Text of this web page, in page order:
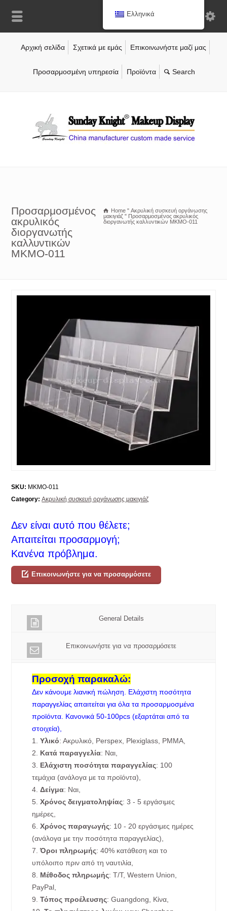
Αρχική σελίδα Σχετικά με εμάς Επικοινωνήστε μαζί μας
Προσαρμοσμένη υπηρεσία Προϊόντα
Προσαρμοσμένος
ακρυλικός
διοργανωτής
καλλυντικών
MKMO-011
Home " Ακρυλική συσκευή οργάνωσης
μακιγιάζ " Προσαρμοσμένος ακρυλικός
διοργανωτής καλλυντικών MKMO-011
SKU: MKMO-011
Category: Ακρυλική συσκευή οργάνωσης μακιγιάζ
Δεν είναι αυτό που θέλετε;
Απαιτείται προσαρμογή;
Κανένα πρόβλημα.
Επικοινωνήστε για να προσαρμόσετε
General Details
Επικοινωνήστε για να προσαρμόσετε
Προσοχή παρακαλώ:
Δεν κάνουμε λιανική πώληση. Ελάχιστη ποσότητα
παραγγελίας απαιτείται για όλα τα προσαρμοσμένα
προϊόντα. Κανονικά 50-100pcs (εξαρτάται από τα
στοιχεία),
1.Υλικό: Ακρυλικό, Perspex, Plexiglass, PMMA,
2. Κατά παραγγελία: Ναι,
3. Ελάχιστη ποσότητα παραγγελίας: 100
τεμάχια (ανάλογα με τα προϊόντα),
4.Δείγμα: Ναι,
5. Χρόνος δειγματοληψίας: 3 - 5 εργάσιμες
ημέρες,
6.Χρόνος παραγωγής: 10 - 20 εργάσιμες ημέρες
(ανάλογα με την ποσότητα παραγγελίας),
7.Όροι πληρωμής: 40% κατάθεση και το
υπόλοιπο πριν από τη ναυτιλία,
8. Μέθοδος πληρωμής: T/T, Western Union,
PayPal,
9.Τόπος προέλευσης: Guangdong, Κίνα,
Ελληνικά